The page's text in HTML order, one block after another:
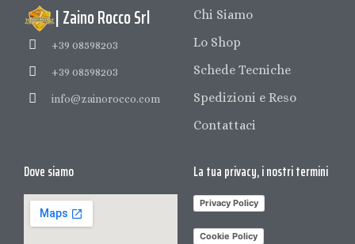
| Zaino Rocco Srl
+39 08598203
+39 08598203
info@zainorocco.com
Chi Siamo
Lo Shop
Schede Tecniche
Spedizioni e Reso
Contattaci
Dove siamo La tua privacy, i nostri termini
Privacy Policy
Cookie Policy